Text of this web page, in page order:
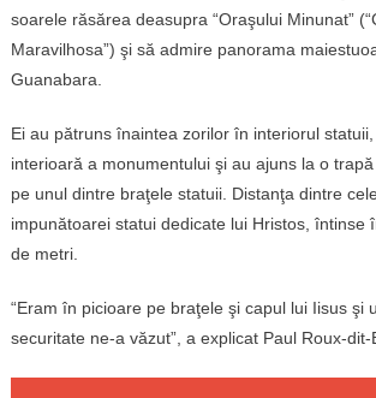
soarele răsărea deasupra “Oraşului Minunat”
Maravilhosa”) şi să admire panorama
Guanabara.
Ei au pătruns înaintea zorilor în interiorul
interioară a monumentului şi au ajuns la o
pe unul dintre braţele statuii. Distanţa dintre
impunătoarei statui dedicate lui Hristos, întinse
de metri.
“Eram în picioare pe braţele şi capul lui Iisus şi
securitate ne-a văzut”, a explicat Paul Roux-dit-